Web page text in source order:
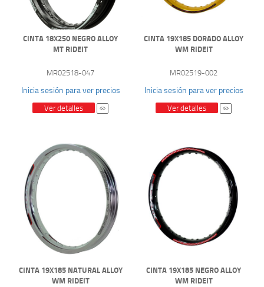
CINTA 18X250 NEGRO ALLOY
MT RIDEIT
MR02518-047
Inicia sesión para ver precios
Ver detalles
CINTA 19X185 DORADO ALLOY
WM RIDEIT
MR02519-002
Inicia sesión para ver precios
Ver detalles
CINTA 19X185 NATURAL ALLOY
WM RIDEIT
CINTA 19X185 NEGRO ALLOY
WM RIDEIT